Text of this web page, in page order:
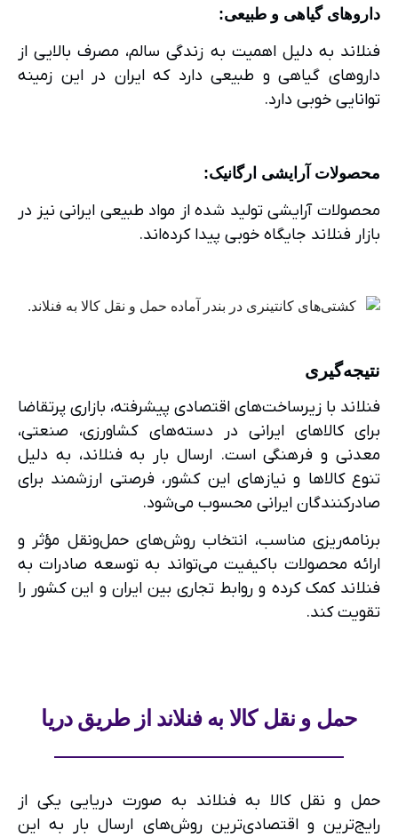
داروهای گیاهی و طبیعی:
فنلاند به دلیل اهمیت به زندگی سالم، مصرف بالایی از
داروهای گیاهی و طبیعی دارد که ایران در این زمینه
توانایی خوبی دارد.
محصولات آرایشی ارگانیک:
محصولات آرایشی تولید شده از مواد طبیعی ایرانی نیز در
بازار فنلاند جایگاه خوبی پیدا کرده‌اند.
نتیجه‌گیری
فنلاند با زیرساخت‌های اقتصادی پیشرفته، بازاری پرتقاضا
برای کالاهای ایرانی در دسته‌های کشاورزی، صنعتی،
معدنی و فرهنگی است. ارسال بار به فنلاند، به دلیل
تنوع کالاها و نیازهای این کشور، فرصتی ارزشمند برای
صادرکنندگان ایرانی محسوب می‌شود.
برنامه‌ریزی مناسب، انتخاب روش‌های حمل‌ونقل مؤثر و
ارائه محصولات باکیفیت می‌تواند به توسعه صادرات به
فنلاند کمک کرده و روابط تجاری بین ایران و این کشور را
تقویت کند.
حمل و نقل کالا به فنلاند از طریق دریا
حمل و نقل کالا به فنلاند به صورت دریایی یکی از
رایج‌ترین و اقتصادی‌ترین روش‌های ارسال بار به این